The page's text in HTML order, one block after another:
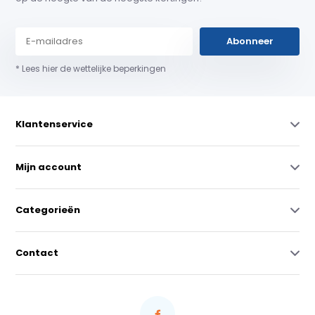
Abonneer
* Lees hier de wettelijke beperkingen
Klantenservice
Mijn account
Categorieën
Contact